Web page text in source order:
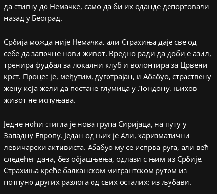
да стигну до Немачке, само да би их оданде депортовали
назад у Београд.
Србија можда није Немачка, али Страхиња даје све од
себе да започне нови живот. Вредно ради да добије азил,
тренира фудбал за локални клуб и волонтира за Црвени
крст. Процес је, међутим, дуготрајан, и Абабуо, страствену
жену која жели да постане глумица у Лондону, њихов
живот не испуњава.
Једне ноћи стигла је нова група Сиријаца, на путу у
Западну Европу. Један од њих је Али, харизматични
левичарски активиста. Абабуо му се испрва руга, али већ
следећег дана, без објашњења, одлази с њим из Србије.
Страхиња креће балканском мигрантском рутом из
потпуно других разлога од свих осталих: из љубави.